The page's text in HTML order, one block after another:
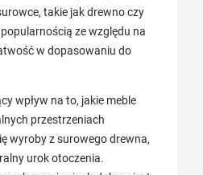
takie jak drewno czy
ze względu na
w dopasowaniu do
wpływ na to, jakie meble
przestrzeniach
wyroby z surowego drewna,
urok otoczenia.